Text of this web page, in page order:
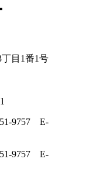
目1番1号
9757 E-
9757 E-